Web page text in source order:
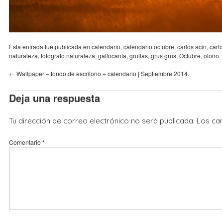
Esta entrada fue publicada en calendario, calendario octubre, carlos acin,
naturaleza, fotografo naturaleza, gallocanta, grullas, grus grus, Octubre, otoño
← Wallpaper – fondo de escritorio – calendario | Septiembre 2014.
Deja una respuesta
Tu dirección de correo electrónico no será publicada. Los
Comentario *